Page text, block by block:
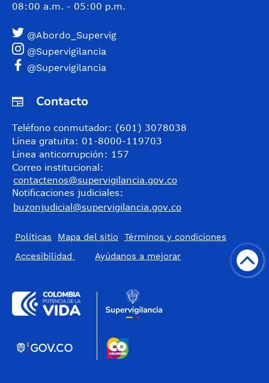
08:00 a.m. - 05:00 p.m.
@Abordo_Supervig
@Supervigilancia
@Supervigilancia
Contacto
Teléfono conmutador: (601) 3078038
Línea gratuita: 01-8000-119703
Línea anticorrupción: 157
Correo institucional:
contactenos@supervigilancia.gov.co
Notificaciones judiciales:
buzonjudicial@supervigilancia.gov.co
Políticas Mapa del sitio
Términos y condiciones
Accesibilidad
​Ayúdanos a mejorar